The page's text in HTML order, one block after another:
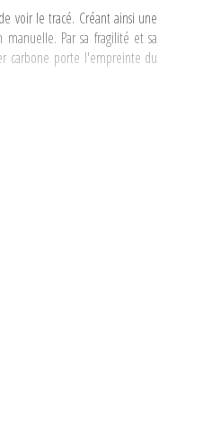
voir le tracé. Créant ainsi une
Par sa fragilité et sa
carbone porte l'empreinte du